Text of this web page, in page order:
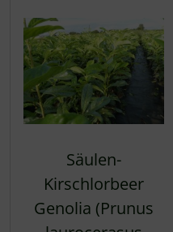
Säulen-
Kirschlorbeer
Genolia (Prunus